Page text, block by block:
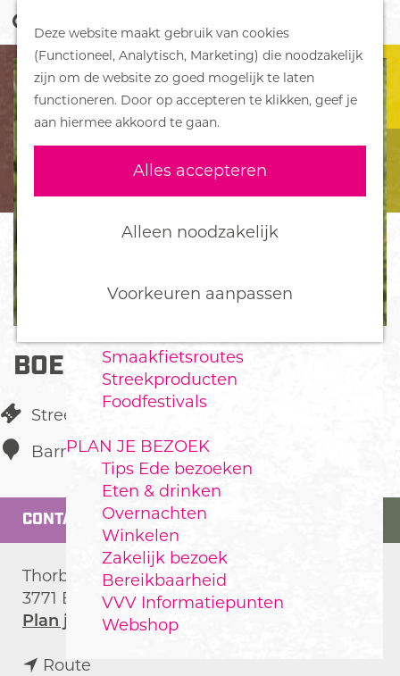
Deze website maakt gebruik van cookies
(Functioneel, Analytisch, Marketing) die noodzakelijk
zijn om de website zo goed mogelijk te laten
functioneren. Door op accepteren te klikken, geef je
aan hiermee akkoord te gaan.
Alles accepteren
Alleen noodzakelijk
Voorkeuren aanpassen
G
a
n
a
r
d
e
h
o
m
e
p
a
g
e
o
e
k
e
n
M
e
n
u
DORPEN
Bennekom
De Klomp
Deelen
Ederveen
Harskamp
Hoenderloo
Wekerom
Smaakfietsroutes
Streekproducten
Foodfestivals
PLAN JE BEZOEK
Tips Ede bezoeken
Eten & drinken
Overnachten
Winkelen
Zakelijk bezoek
Bereikbaarheid
VVV Informatiepunten
Webshop
BOER HENRI
Streekproducten
Barneveld
CONTACT
Thorbeckelaan 108
3771 EM
Barneveld
Plan je routen
Route